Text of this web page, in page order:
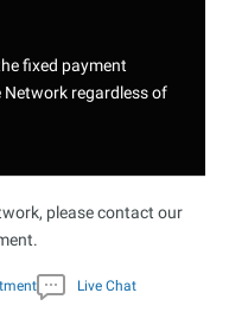
fixed payment
regardless of
please contact our
Live Chat